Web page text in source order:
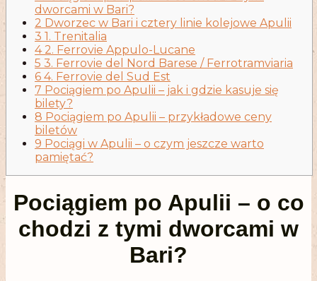
dworcami w Bari?
2 Dworzec w Bari i cztery linie kolejowe Apulii
3 1. Trenitalia
4 2. Ferrovie Appulo-Lucane
5 3. Ferrovie del Nord Barese / Ferrotramviaria
6 4. Ferrovie del Sud Est
7 Pociągiem po Apulii – jak i gdzie kasuje się
bilety?
8 Pociągiem po Apulii – przykładowe ceny
biletów
9 Pociągi w Apulii – o czym jeszcze warto
pamiętać?
Pociągiem po Apulii – o co
chodzi z tymi dworcami w
Bari?